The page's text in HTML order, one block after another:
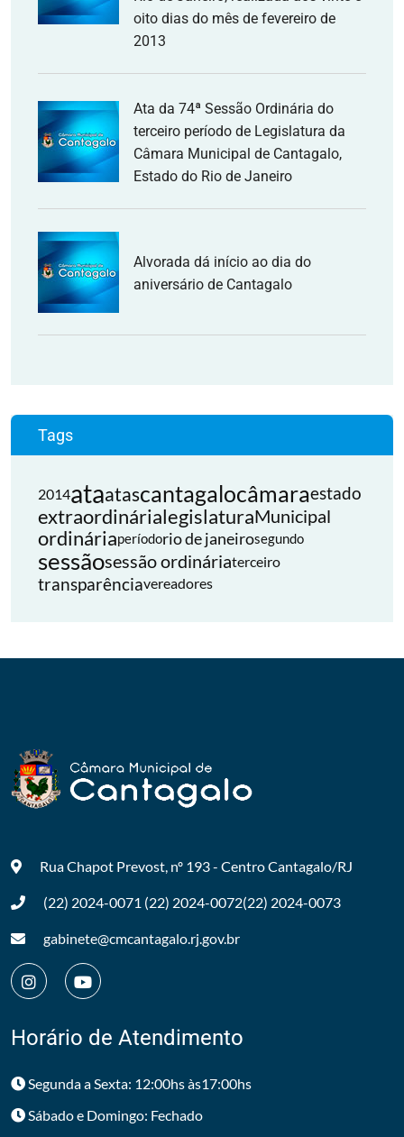
oito dias do mês de fevereiro de
2013
Ata da 74ª Sessão Ordinária do
terceiro período de Legislatura da
Câmara Municipal de Cantagalo,
Estado do Rio de Janeiro
Alvorada dá início ao dia do
aniversário de Cantagalo
Tags
2014ataatascantagalocâmaraestado
extraordinárialegislaturaMunicipal
ordináriaperíodorio de janeirosegundo
sessãosessão ordináriaterceiro
transparênciavereadores
Rua Chapot Prevost, nº 193 - CentroCantagalo/RJ
(22) 2024-0071 (22) 2024-0072(22) 2024-0073
gabinete@cmcantagalo.rj.gov.br
Horário de Atendimento
Segunda a Sexta: 12:00hs às17:00hs
Sábado e Domingo: Fechado